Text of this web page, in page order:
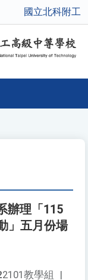
國立北科附工
辦理「115
」五月份場
2101教學組 |